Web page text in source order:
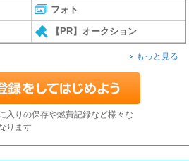
フォト
【PR】オークション
もっと見る
入りの保存や燃費記録など様々な
ります